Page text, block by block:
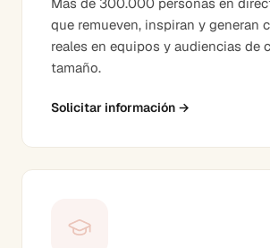
que remueven, inspiran y generan
reales en equipos y audiencias de
tamaño.
Solicitar información →